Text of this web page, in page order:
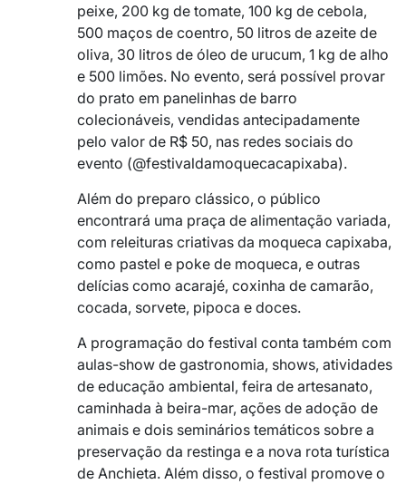
peixe, 200 kg de tomate, 100 kg de cebola,
500 maços de coentro, 50 litros de azeite de
oliva, 30 litros de óleo de urucum, 1 kg de alho
e 500 limões. No evento, será possível provar
do prato em panelinhas de barro
colecionáveis, vendidas antecipadamente
pelo valor de R$ 50, nas redes sociais do
evento (@festivaldamoquecacapixaba).
Além do preparo clássico, o público
encontrará uma praça de alimentação variada,
com releituras criativas da moqueca capixaba,
como pastel e poke de moqueca, e outras
delícias como acarajé, coxinha de camarão,
cocada, sorvete, pipoca e doces.
A programação do festival conta também com
aulas-show de gastronomia, shows, atividades
de educação ambiental, feira de artesanato,
caminhada à beira-mar, ações de adoção de
animais e dois seminários temáticos sobre a
preservação da restinga e a nova rota turística
de Anchieta. Além disso, o festival promove o